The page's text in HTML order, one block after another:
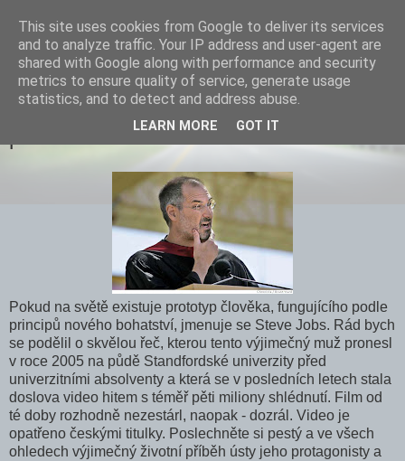
Steve Jobs: zůstaňte hladoví, zůstaňte
Pokud na světě existuje prototyp člověka, fungujícího podle
principů nového bohatství, jmenuje se Steve Jobs. Rád bych
se podělil o skvělou řeč, kterou tento výjimečný muž pronesl
v roce 2005 na půdě Standfordské univerzity před
univerzitními absolventy a která se v posledních letech stala
doslova video hitem s téměř pěti miliony shlédnutí. Film od
té doby rozhodně nezestárl, naopak - dozrál. Video je
opatřeno českými titulky. Poslechněte si pestý a ve všech
ohledech výjimečný životní příběh ústy jeho protagonisty a
This site uses cookies from Google to deliver its services
and to analyze traffic. Your IP address and user-agent are
shared with Google along with performance and security
metrics to ensure quality of service, generate usage
statistics, and to detect and address abuse.
LEARN MORE GOT IT